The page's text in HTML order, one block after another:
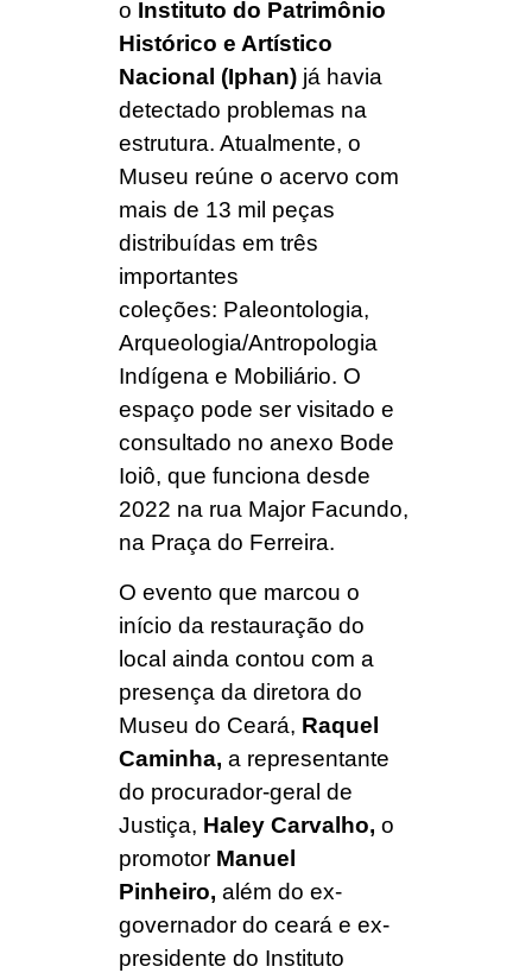
o Instituto do Patrimônio
Histórico e Artístico
Nacional (Iphan) já havia
detectado problemas na
estrutura. Atualmente, o
Museu reúne o acervo com
mais de 13 mil peças
distribuídas em três
importantes
coleções: Paleontologia,
Arqueologia/Antropologia
Indígena e Mobiliário. O
espaço pode ser visitado e
consultado no anexo Bode
Ioiô, que funciona desde
2022 na rua Major Facundo,
na Praça do Ferreira.
O evento que marcou o
início da restauração do
local ainda contou com a
presença da diretora do
Museu do Ceará, Raquel
Caminha, a representante
do procurador-geral de
Justiça, Haley Carvalho, o
promotor Manuel
Pinheiro, além do ex-
governador do ceará e ex-
presidente do Instituto